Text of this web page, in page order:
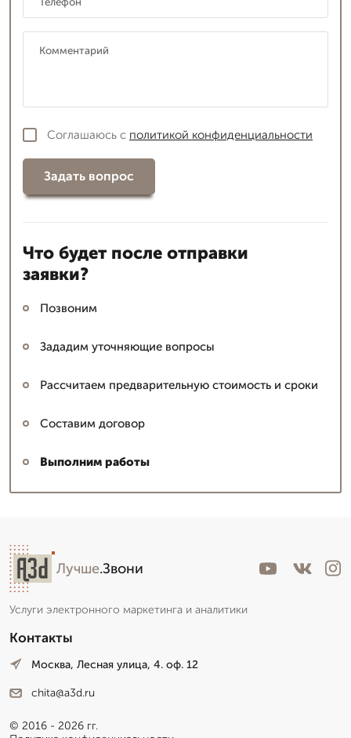
Соглашаюсь с политикой конфиденциальности
Задать вопрос
Что будет после отправки
заявки?
Позвоним
Зададим уточняющие вопросы
Рассчитаем предварительную стоимость и сроки
Составим договор
Выполним работы
Лучше.Звони
Услуги электронного маркетинга и аналитики
Контакты
Москва, Лесная улица, 4. оф. 12
chita@a3d.ru
© 2016 - 2026 гг.